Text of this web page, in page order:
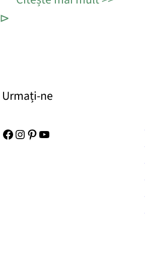
⊳
Urmați-ne
Facebook Instagram Pinterest YouTube